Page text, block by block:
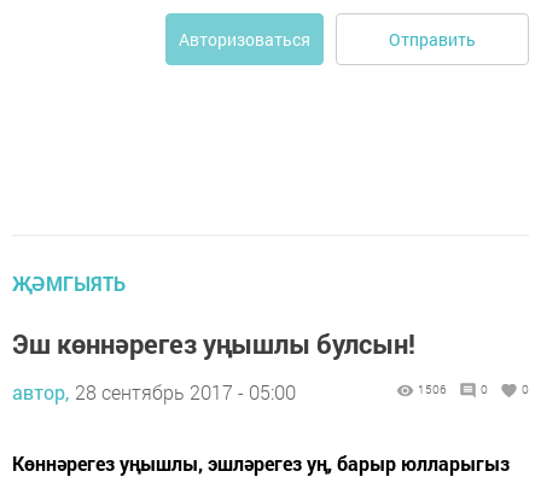
Авторизоваться Отправить
ҖӘМГЫЯТЬ
Эш көннәрегез уңышлы булсын!
автор, 28 сентябрь 2017 - 05:00 1506 0 0
Көннәрегез уңышлы, эшләрегез уң, барыр юлларыгыз